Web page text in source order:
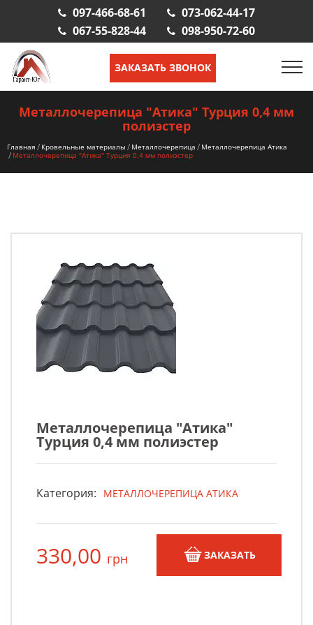
097-466-68-61
073-062-44-17
067-55-828-44
098-950-72-60
ЗАКАЗАТЬ ЗВОНОК
Металлочерепица "Атика" Турция 0,4 мм
полиэстер
Главная Кровельные материалы Металлочерепица
Металлочерепица Атика
Металлочерепица "Атика" Турция 0,4 мм полиэстер
Металлочерепица "Атика"
Турция 0,4 мм полиэстер
Категория: МЕТАЛЛОЧЕРЕПИЦА АТИКА
330,00 грн ЗАКАЗАТЬ